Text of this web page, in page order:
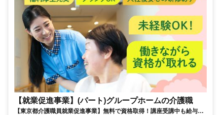
【就業促進事業】(パート)グループホームの介護職
【東京都介護職員就業促進事業】無料で資格取得！講座受講中も給与あ